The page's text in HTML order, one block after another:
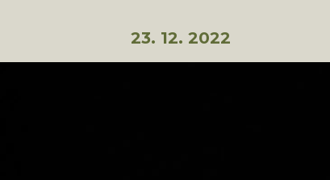
23. 12. 2022